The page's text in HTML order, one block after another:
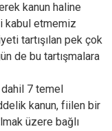
kanun haline
kabul etmemiz
tartışılan pek çok
de bu tartışmalara
7 temel
kanun, fiilen bir
üzere bağlı